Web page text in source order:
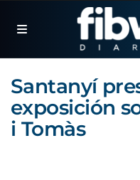
Santanyí
exposición
i Tomàs